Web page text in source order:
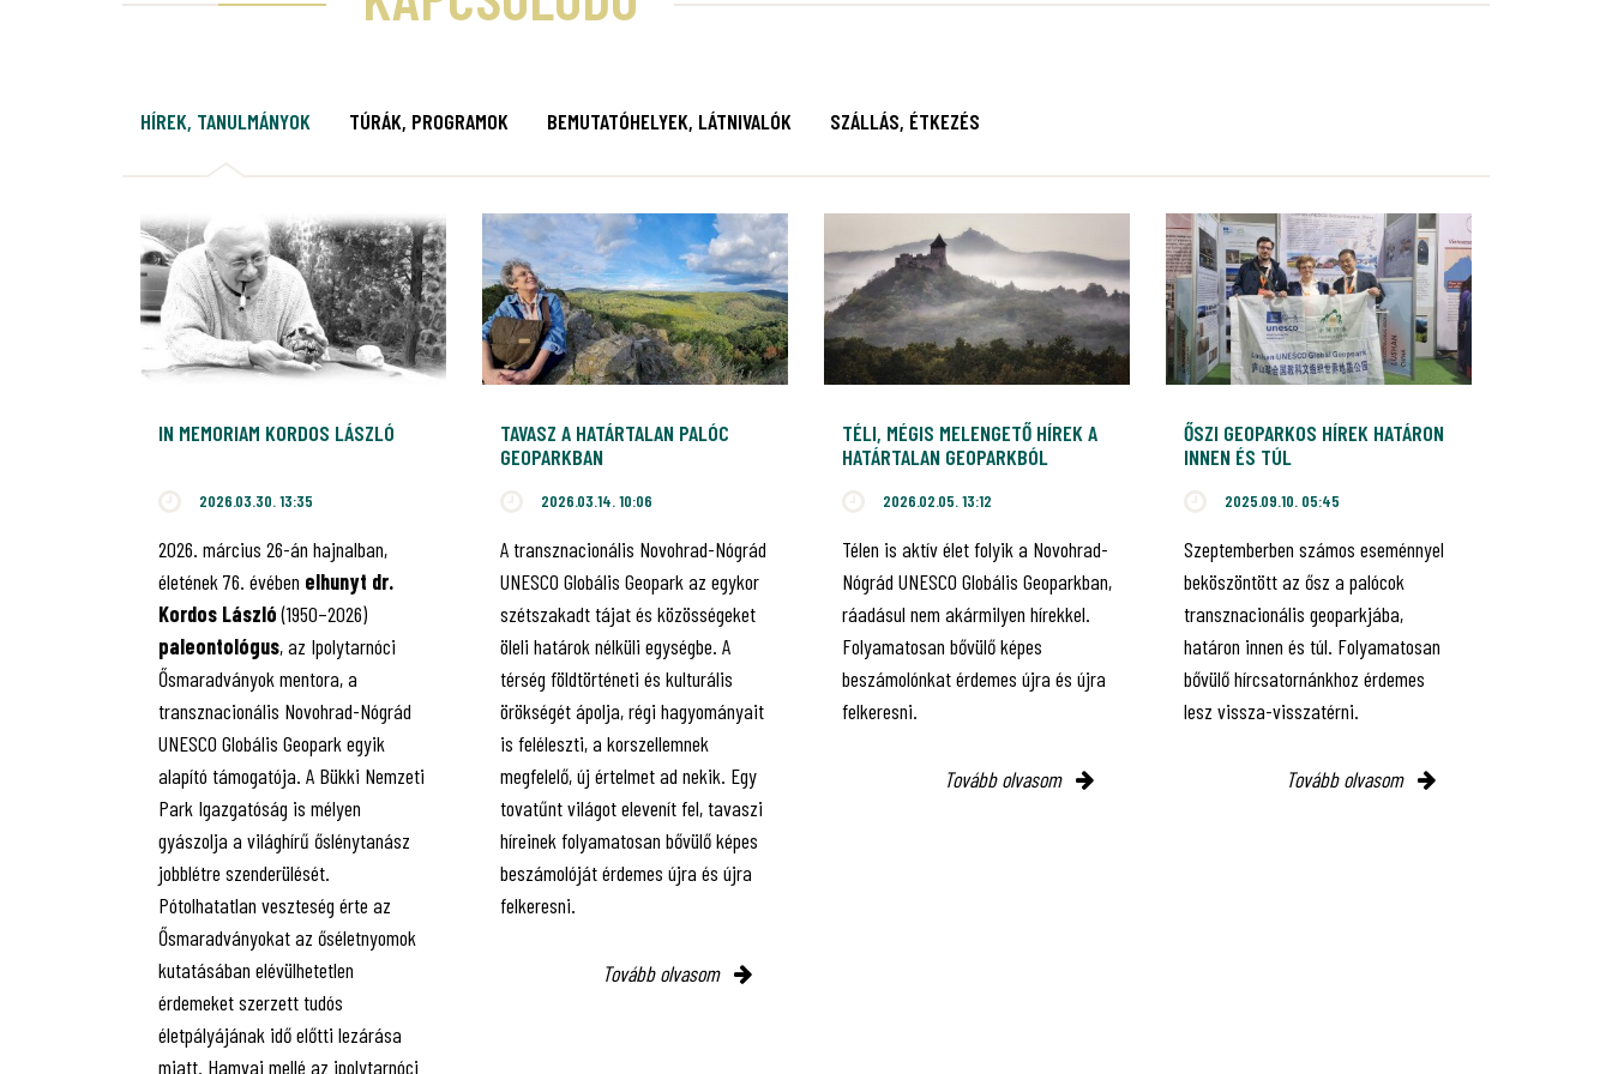
HÍREK, TANULMÁNYOK TÚRÁK, PROGRAMOK BEMUTATÓHELYEK, LÁTNIVALÓK SZÁLLÁS, ÉTKEZÉS
IN MEMORIAM KORDOS LÁSZLÓ
2026.03.30. 13:35
2026. március 26-án hajnalban,
életének 76. évében elhunyt dr.
Kordos László(1950–2026)
paleontológus, az Ipolytarnóci
Ősmaradványok mentora, a
transznacionális Novohrad-Nógrád
UNESCO Globális Geopark egyik
alapító támogatója. A Bükki Nemzeti
Park Igazgatóság is mélyen
gyászolja a világhírű őslénytanász
jobblétre szenderülését.
Pótolhatatlan veszteség érte az
Ősmaradványokat az őséletnyomok
kutatásában elévülhetetlen
érdemeket szerzett tudós
életpályájának idő előtti lezárása
miatt. Hamvai mellé az ipolytarnóci
TAVASZ A HATÁRTALAN PALÓC
GEOPARKBAN
2026.03.14. 10:06
A transznacionális Novohrad-Nógrád
UNESCO Globális Geopark az egykor
szétszakadt tájat és közösségeket
öleli határok nélküli egységbe. A
térség földtörténeti és kulturális
örökségét ápolja, régi hagyományait
is feléleszti, a korszellemnek
megfelelő, új értelmet ad nekik. Egy
tovatűnt világot elevenít fel, tavaszi
híreinek folyamatosan bővülő képes
beszámolóját érdemes újra és újra
felkeresni.
Tovább olvasom
TÉLI, MÉGIS MELENGETŐ HÍREK A
HATÁRTALAN GEOPARKBÓL
2026.02.05. 13:12
Télen is aktív élet folyik a Novohrad-
Nógrád UNESCO Globális Geoparkban,
ráadásul nem akármilyen hírekkel.
Folyamatosan bővülő képes
beszámolónkat érdemes újra és újra
felkeresni.
Tovább olvasom
ŐSZI GEOPARKOS HÍREK HATÁRON
INNEN ÉS TÚL
2025.09.10. 05:45
Szeptemberben számos eseménnyel
beköszöntött az ősz a palócok
transznacionális geoparkjába,
határon innen és túl. Folyamatosan
bővülő hírcsatornánkhoz érdemes
lesz vissza-visszatérni.
Tovább olvasom